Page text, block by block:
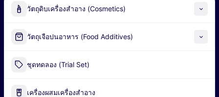
วัตถุดิบเครื่องสำอาง (Cosmetics)
Alpha-Arbutin
น้ำมันหอมระเหย (Essential Oil)
วัตถุเจือปนอาหาร (Food Additives)
Industrial Fermentation Nutrient
ชุดทดลอง (Trial Set)
เครื่องผสมเครื่องสำอาง